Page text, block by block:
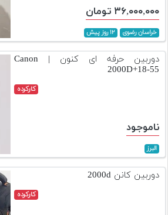
دست
دوم
لیست
قیمت
۳۶,۰۰۰,۰۰۰ تومان
خراسان رضوی ۱۲ روز پیش
دوربین حرفه ای کنون | Canon
2000D+18-55
کارکرده
ناموجود
البرز
دوربین کانن 2000d
کارکرده